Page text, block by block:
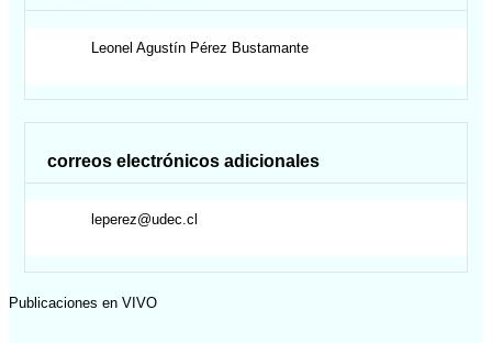
Leonel Agustín Pérez Bustamante
correos electrónicos adicionales
leperez@udec.cl
Publicaciones en VIVO